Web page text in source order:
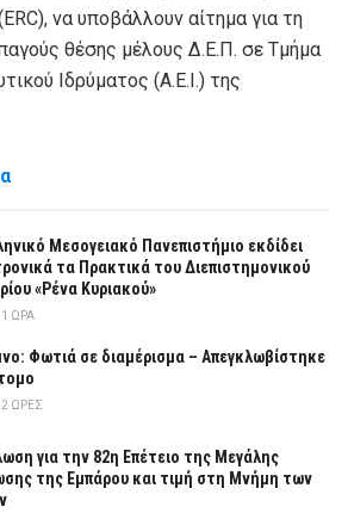
να υποβάλλουν αίτημα για τη
θέσης μέλους Δ.Ε.Π. σε Τμήμα
Ιδρύματος (Α.Ε.Ι.) της
Μεσογειακό Πανεπιστήμιο εκδίδει
τα Πρακτικά του Διεπιστημονικού
«Ρένα Κυριακού»
1 ΏΡΑ
Φωτιά σε διαμέρισμα – Απεγκλωβίστηκε
2 ΏΡΕΣ
για την 82η Επέτειο της Μεγάλης
της Εμπάρου και τιμή στη Μνήμη των